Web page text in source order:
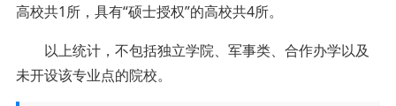
高校共1所，具有“硕士授权”的高校共4所。
以上统计，不包括独立学院、军事类、合作办学以及
未开设该专业点的院校。